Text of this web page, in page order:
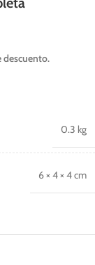
descuento.
0.3 kg
6 × 4 × 4 cm